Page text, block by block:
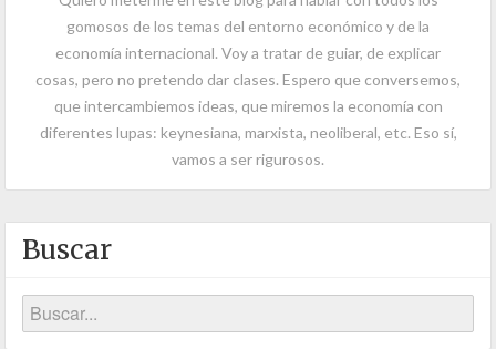
gomosos de los temas del entorno económico y de la
economía internacional. Voy a tratar de guiar, de explicar
cosas, pero no pretendo dar clases. Espero que conversemos,
que intercambiemos ideas, que miremos la economía con
diferentes lupas: keynesiana, marxista, neoliberal, etc. Eso sí,
vamos a ser rigurosos.
Buscar